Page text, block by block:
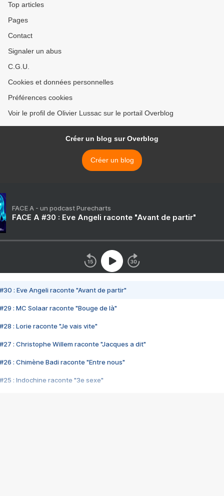
Top articles
Pages
Contact
Signaler un abus
C.G.U.
Cookies et données personnelles
Préférences cookies
Voir le profil de Olivier Lussac sur le portail Overblog
Créer un blog sur Overblog
Créer un blog
FACE A - un podcast Purecharts
FACE A #30 : Eve Angeli raconte "Avant de partir"
#30 : Eve Angeli raconte "Avant de partir"
#29 : MC Solaar raconte "Bouge de là"
#28 : Lorie raconte "Je vais vite"
#27 : Christophe Willem raconte "Jacques a dit"
#26 : Chimène Badi raconte "Entre nous"
#25 : Indochine raconte "3e sexe"